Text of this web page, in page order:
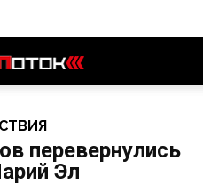
перевернулись
Эл